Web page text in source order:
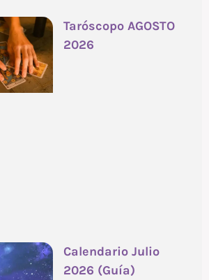
Taróscopo AGOSTO
2026
Calendario Julio
2026 (Guía)